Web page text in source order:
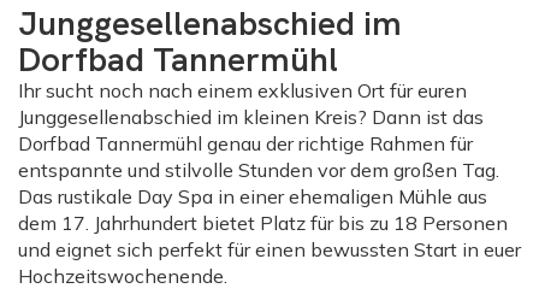
Junggesellenabschied im
Dorfbad Tannermühl
Ihr sucht noch nach einem exklusiven Ort für euren
Junggesellenabschied im kleinen Kreis? Dann ist das
Dorfbad Tannermühl genau der richtige Rahmen für
entspannte und stilvolle Stunden vor dem großen Tag.
Das rustikale Day Spa in einer ehemaligen Mühle aus
dem 17. Jahrhundert bietet Platz für bis zu 18 Personen
und eignet sich perfekt für einen bewussten Start in euer
Hochzeitswochenende.